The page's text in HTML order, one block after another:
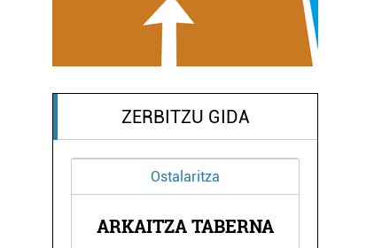
ZERBITZU GIDA
Ostalaritza
ARKAITZA TABERNA